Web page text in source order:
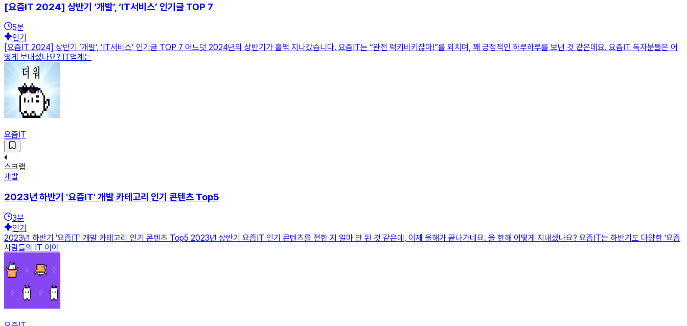
[요즘IT 2024] 상반기 ‘개발’, ‘IT서비스’ 인기글 TOP 7
5분
인기
[요즘IT 2024] 상반기 ‘개발’, ‘IT서비스’ 인기글 TOP 7 어느덧 2024년의 상반기가 훌쩍 지나갔습니다. 요즘IT는 “완전 럭키비키잖아!”를 외치며, 꽤 긍정적인 하루하루를 보낸 것 같은데요. 요즘IT 독자분들은 어
떻게 보내셨나요? IT업계는
요즘IT
스크랩
개발
2023년 하반기 '요즘IT' 개발 카테고리 인기 콘텐츠 Top5
3분
인기
2023년 하반기 '요즘IT' 개발 카테고리 인기 콘텐츠 Top5 2023년 상반기 요즘IT 인기 콘텐츠를 전한 지 얼마 안 된 것 같은데, 이제 올해가 끝나가네요. 올 한해 어떻게 지내셨나요? 요즘IT는 하반기도 다양한 '요즘
사람들의 IT 이야